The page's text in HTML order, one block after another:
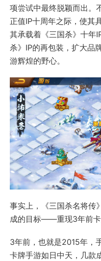
项尝试中最终脱颖而出。
正值IP十周年之际，使其
其承载着《三国杀》十年
杀》IP的再包装，扩大品
游辉煌的野心。
事实上，《三国杀名将传
成的目标——重现3年前卡
3年前，也就是2015年，
卡牌手游如日中天，几款